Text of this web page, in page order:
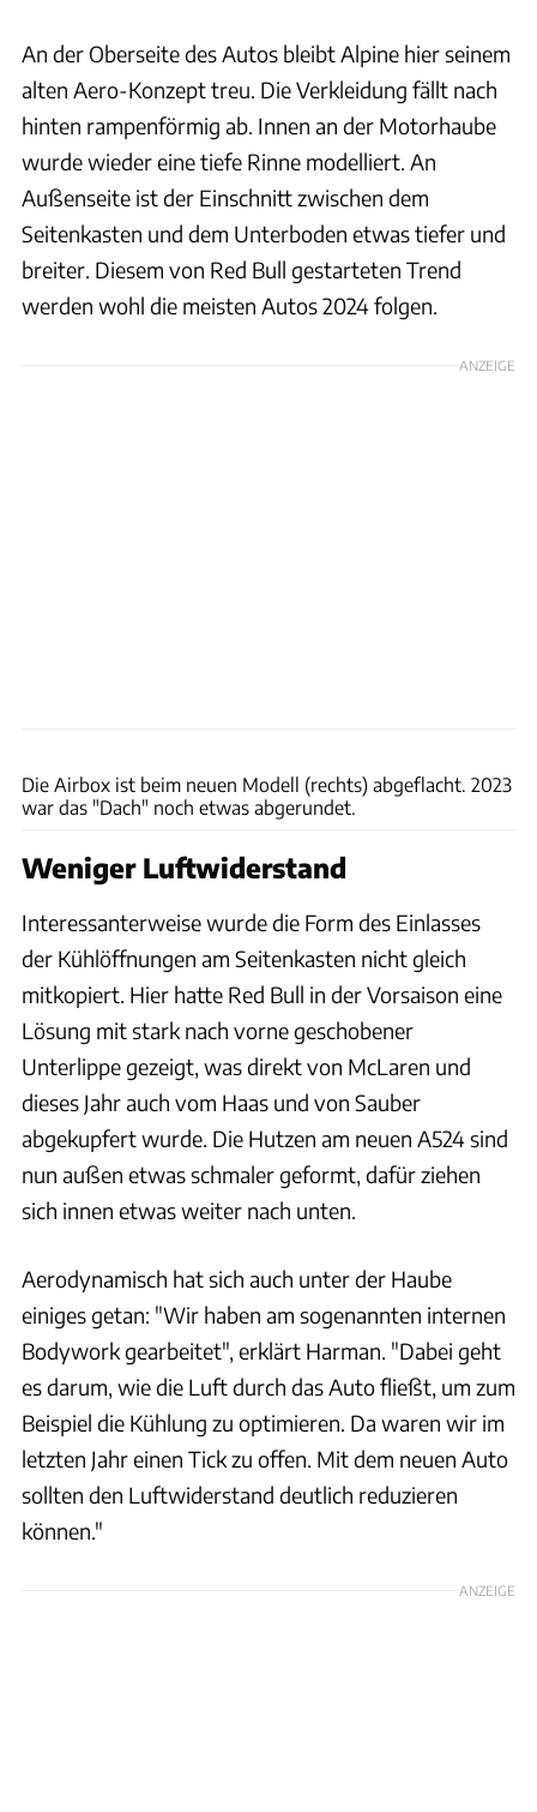
An der Oberseite des Autos bleibt Alpine hier seinem
alten Aero-Konzept treu. Die Verkleidung fällt nach
hinten rampenförmig ab. Innen an der Motorhaube
wurde wieder eine tiefe Rinne modelliert. An
Außenseite ist der Einschnitt zwischen dem
Seitenkasten und dem Unterboden etwas tiefer und
breiter. Diesem von Red Bull gestarteten Trend
werden wohl die meisten Autos 2024 folgen.
ANZEIGE
Die Airbox ist beim neuen Modell (rechts) abgeflacht. 2023
war das "Dach" noch etwas abgerundet.
Weniger Luftwiderstand
Interessanterweise wurde die Form des Einlasses
der Kühlöffnungen am Seitenkasten nicht gleich
mitkopiert. Hier hatte Red Bull in der Vorsaison eine
Lösung mit stark nach vorne geschobener
Unterlippe gezeigt, was direkt von McLaren und
dieses Jahr auch vom Haas und von Sauber
abgekupfert wurde. Die Hutzen am neuen A524 sind
nun außen etwas schmaler geformt, dafür ziehen
sich innen etwas weiter nach unten.
Aerodynamisch hat sich auch unter der Haube
einiges getan: "Wir haben am sogenannten internen
Bodywork gearbeitet", erklärt Harman. "Dabei geht
es darum, wie die Luft durch das Auto fließt, um zum
Beispiel die Kühlung zu optimieren. Da waren wir im
letzten Jahr einen Tick zu offen. Mit dem neuen Auto
sollten den Luftwiderstand deutlich reduzieren
können."
ANZEIGE